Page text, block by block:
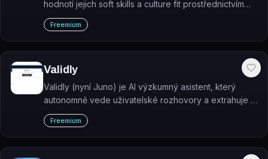
hodnotí jejich soft skills a culture fit prostřednictvím
chatbota analyzujícího písemnou komunikaci. Nástroj
se aktuálně jeví jako neaktivní.
Freemium
Validly
Validly (nyní Juno) je AI výzkumný asistent, který
autonomně vede uživatelské rozhovory a extrahuje z
nich kvalitativní poznatky bez nutnosti manuálního
vedení výzkumníkem.
Freemium